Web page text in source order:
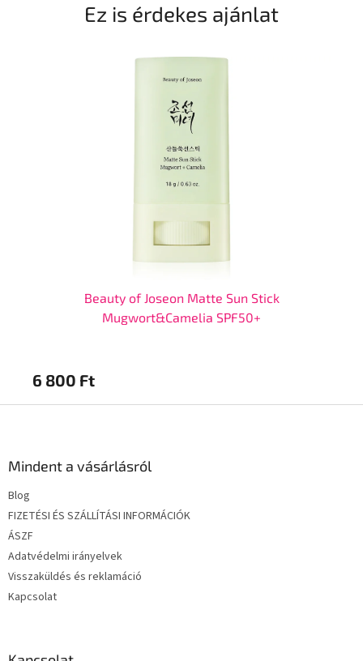
Ez is érdekes ajánlat
Beauty of Joseon Matte Sun Stick
Mugwort&Camelia SPF50+
6 800 Ft
Mindent a vásárlásról
Blog
FIZETÉSI ÉS SZÁLLÍTÁSI INFORMÁCIÓK
ÁSZF
Adatvédelmi irányelvek
Visszaküldés és reklamáció
Kapcsolat